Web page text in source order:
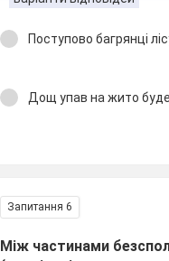
Поступово багрянці
Дощ упав на жито
Запитання 6
Між частинами